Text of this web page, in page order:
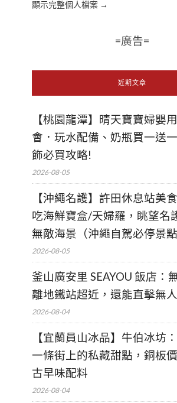
顯示完整個人檔案 →
=廣告=
近期文章
【桃園龍潭】晴天寶寶婦嬰
會．玩水配備、奶瓶買一送
飾必買攻略!
2026-08-05
【沖繩名護】許田休息站美
吃海鮮寶盒/天婦羅，眺望名
無敵海景（沖繩自駕必停景點
2026-08-05
釜山廣安里 SEAYOU 飯店：
離地鐵站超近，還能直擊無
2026-08-04
【宜蘭員山冰品】牛伯冰坊
一條街上的私藏甜點，銅板
古早味配料
2026-08-04